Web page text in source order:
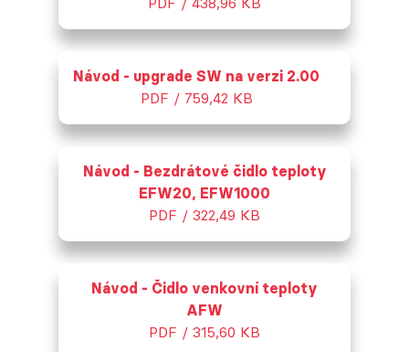
Návod - upgrade SW na verzi 2.00
PDF / 759,42 KB
Návod - Bezdrátové čidlo teploty
EFW20, EFW1000
PDF / 322,49 KB
Návod - Čidlo venkovní teploty
AFW
PDF / 315,60 KB